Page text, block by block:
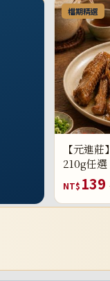
檔期精選
【元進
210g任選
NT$ 139